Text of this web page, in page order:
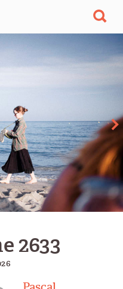
photo
jour
2633